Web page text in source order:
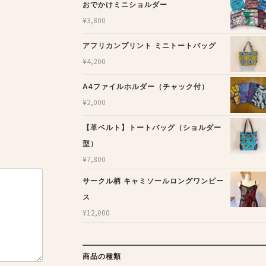
おでかけミニショルダー
¥3,800
アフリカンプリント ミニトートバッグ
¥4,200
A4ファイルホルダー（チャック付）
¥2,000
【革ベルト】トートバッグ（ショルダー
型）
¥7,800
サークル柄 キャミソールロングワンピー
ス
¥12,000
商品の種類